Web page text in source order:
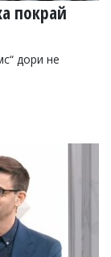
покрай
дори не